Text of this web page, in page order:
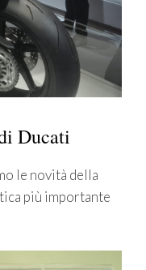
Ducati
le novità della
più importante